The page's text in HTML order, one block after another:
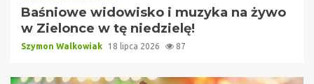
Baśniowe widowisko i muzyka na żywo
w Zielonce w tę niedzielę!
Szymon Walkowiak 18 lipca 2026 87